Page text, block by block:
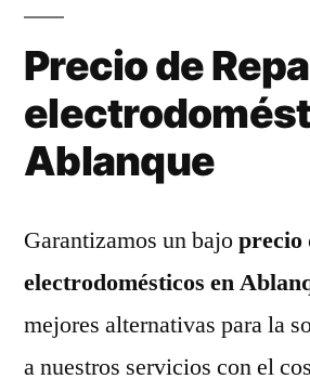
Precio de
Ablanque
Garantizamos un bajoprecio
electrodomésticos en
mejores alternativas para la
a nuestros servicios con el